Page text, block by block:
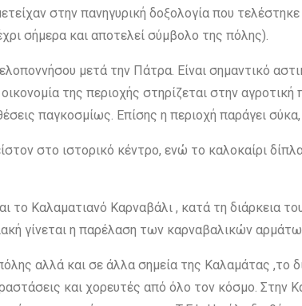
στην πανηγυρική δοξολογία που
σήμερα και αποτελεί σύμβολο της πόλης).
μετά την Πάτρα. Είναι σημαντικό
της περιοχής στηρίζεται στην
παγκοσμίως. Επίσης η περιοχή παράγει
στο ιστορικό κέντρο, ενώ το καλοκαίρι
το Καλαματιανό Καρναβάλι , κατά τη διάρκεια
γίνεται η παρέλαση των καρναβαλικών
αλλά και σε άλλα σημεία της Καλαμάτας ,το
και χορευτές από όλο τον κόσμο. Στην